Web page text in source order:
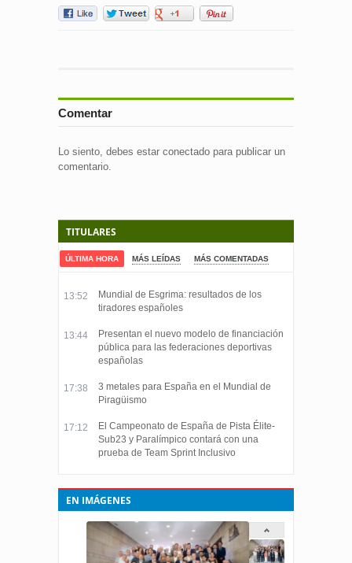
Comentar
Lo siento, debes estar conectado para publicar un
comentario.
TITULARES
ÚLTIMA HORA MÁS LEÍDAS MÁS COMENTADAS
13:52
Mundial de Esgrima: resultados de los
tiradores españoles
13:44
Presentan el nuevo modelo de financiación
pública para las federaciones deportivas
españolas
17:38
3 metales para España en el Mundial de
Piragüismo
17:12
El Campeonato de España de Pista Élite-
Sub23 y Paralímpico contará con una
prueba de Team Sprint Inclusivo
EN IMÁGENES